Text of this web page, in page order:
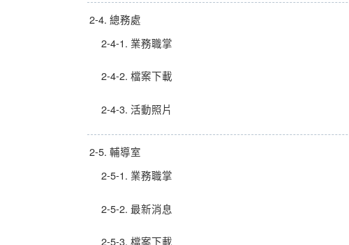
2-4. 總務處
2-4-1. 業務職掌
2-4-2. 檔案下載
2-4-3. 活動照片
2-5. 輔導室
2-5-1. 業務職掌
2-5-2. 最新消息
2-5-3. 檔案下載